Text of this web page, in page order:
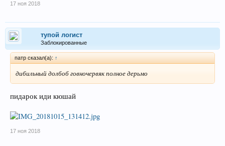
17 ноя 2018
тупой логист
Заблокированные
патр сказал(а): ↑
дибильный долбоб говночервяк полное дерьмо
пидарок иди кюшай
17 ноя 2018